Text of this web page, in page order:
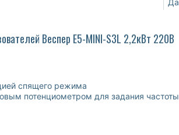
Да
Веспер E5-MINI-S3L 2,2кВт 220В
спящего режима
потенциометром для задания частоты